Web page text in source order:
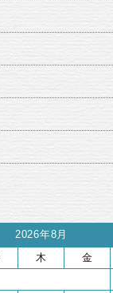
2026年8月
木 金